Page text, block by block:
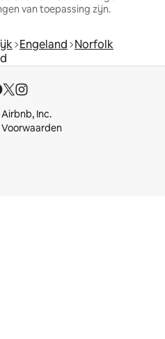
van toepassing zijn.
Engeland Norfolk
Inc.
Voorwaarden